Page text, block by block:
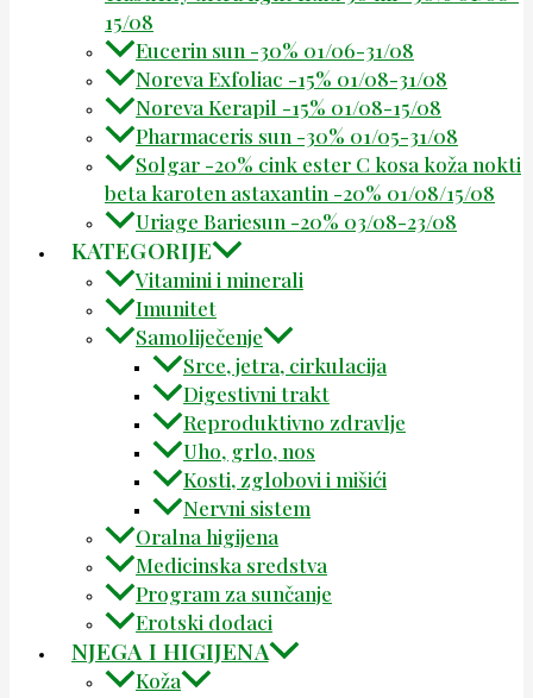
15/08
Eucerin sun -30% 01/06-31/08
Noreva Exfoliac -15% 01/08-31/08
Noreva Kerapil -15% 01/08-15/08
Pharmaceris sun -30% 01/05-31/08
Solgar -20% cink ester C kosa koža nokti
beta karoten astaxantin -20% 01/08/15/08
Uriage Bariesun -20% 03/08-23/08
KATEGORIJE
Vitamini i minerali
Imunitet
Samoliječenje
Srce, jetra, cirkulacija
Digestivni trakt
Reproduktivno zdravlje
Uho, grlo, nos
Kosti, zglobovi i mišići
Nervni sistem
Oralna higijena
Medicinska sredstva
Program za sunčanje
Erotski dodaci
NJEGA I HIGIJENA
Koža